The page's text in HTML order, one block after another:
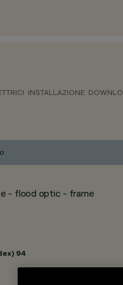
INSTALLAZIONE
- flood optic - frame
94